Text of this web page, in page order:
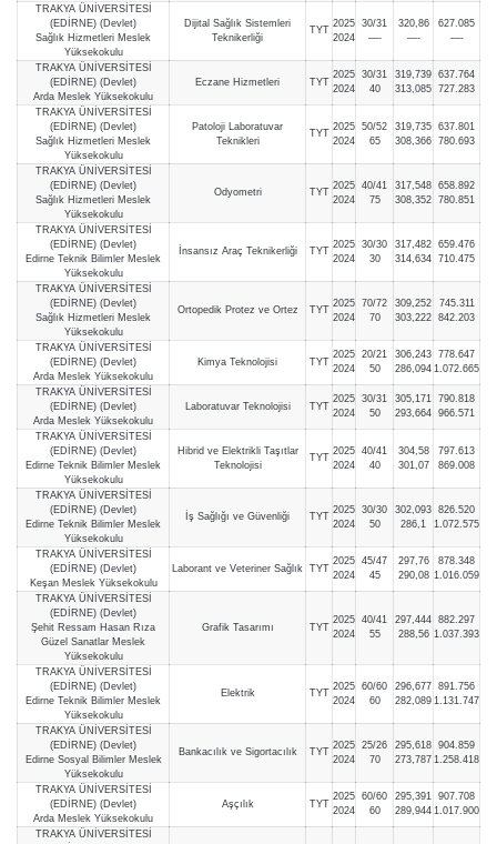
TRAKYA ÜNİVERSİTESİ
(EDİRNE) (Devlet)
Sağlık Hizmetleri Meslek
Yüksekokulu
Dijital Sağlık Sistemleri
Teknikerliği
TYT
2025
2024
30/31
—-
320,86
—-
627.085
—-
TRAKYA ÜNİVERSİTESİ
(EDİRNE) (Devlet)
Arda Meslek Yüksekokulu
Eczane Hizmetleri TYT
2025
2024
30/31
40
319,739
313,085
637.764
727.283
TRAKYA ÜNİVERSİTESİ
(EDİRNE) (Devlet)
Sağlık Hizmetleri Meslek
Yüksekokulu
Patoloji Laboratuvar
Teknikleri
TYT
2025
2024
50/52
65
319,735
308,366
637.801
780.693
TRAKYA ÜNİVERSİTESİ
(EDİRNE) (Devlet)
Sağlık Hizmetleri Meslek
Yüksekokulu
Odyometri TYT
2025
2024
40/41
75
317,548
308,352
658.892
780.851
TRAKYA ÜNİVERSİTESİ
(EDİRNE) (Devlet)
Edirne Teknik Bilimler Meslek
Yüksekokulu
İnsansız Araç Teknikerliği TYT
2025
2024
30/30
30
317,482
314,634
659.476
710.475
TRAKYA ÜNİVERSİTESİ
(EDİRNE) (Devlet)
Sağlık Hizmetleri Meslek
Yüksekokulu
Ortopedik Protez ve Ortez TYT
2025
2024
70/72
70
309,252
303,222
745.311
842.203
TRAKYA ÜNİVERSİTESİ
(EDİRNE) (Devlet)
Arda Meslek Yüksekokulu
Kimya Teknolojisi TYT
2025
2024
20/21
50
306,243
286,094
778.647
1.072.665
TRAKYA ÜNİVERSİTESİ
(EDİRNE) (Devlet)
Arda Meslek Yüksekokulu
Laboratuvar Teknolojisi TYT
2025
2024
30/31
50
305,171
293,664
790.818
966.571
TRAKYA ÜNİVERSİTESİ
(EDİRNE) (Devlet)
Edirne Teknik Bilimler Meslek
Yüksekokulu
Hibrid ve Elektrikli Taşıtlar
Teknolojisi
TYT
2025
2024
40/41
40
304,58
301,07
797.613
869.008
TRAKYA ÜNİVERSİTESİ
(EDİRNE) (Devlet)
Edirne Teknik Bilimler Meslek
Yüksekokulu
İş Sağlığı ve Güvenliği TYT
2025
2024
30/30
50
302,093
286,1
826.520
1.072.575
TRAKYA ÜNİVERSİTESİ
(EDİRNE) (Devlet)
Keşan Meslek Yüksekokulu
Laborant ve Veteriner Sağlık TYT
2025
2024
45/47
45
297,76
290,08
878.348
1.016.059
TRAKYA ÜNİVERSİTESİ
(EDİRNE) (Devlet)
Şehit Ressam Hasan Rıza
Güzel Sanatlar Meslek
Yüksekokulu
Grafik Tasarımı TYT
2025
2024
40/41
55
297,444
288,56
882.297
1.037.393
TRAKYA ÜNİVERSİTESİ
(EDİRNE) (Devlet)
Edirne Teknik Bilimler Meslek
Yüksekokulu
Elektrik TYT
2025
2024
60/60
60
296,677
282,089
891.756
1.131.747
TRAKYA ÜNİVERSİTESİ
(EDİRNE) (Devlet)
Edirne Sosyal Bilimler Meslek
Yüksekokulu
Bankacılık ve Sigortacılık TYT
2025
2024
25/26
70
295,618
273,787
904.859
1.258.418
TRAKYA ÜNİVERSİTESİ
(EDİRNE) (Devlet)
Arda Meslek Yüksekokulu
Aşçılık TYT
2025
2024
60/60
60
295,391
289,944
907.708
1.017.900
TRAKYA ÜNİVERSİTESİ